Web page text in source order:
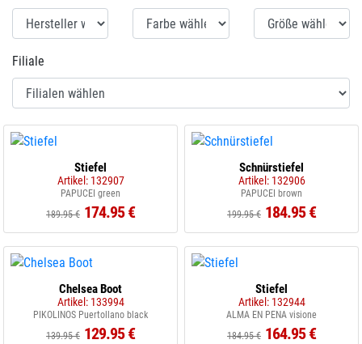
Filiale
Stiefel
Artikel: 132907
PAPUCEI green
189.95 € 174.95 €
Schnürstiefel
Artikel: 132906
PAPUCEI brown
199.95 € 184.95 €
Chelsea Boot
Artikel: 133994
PIKOLINOS Puertollano black
139.95 € 129.95 €
Stiefel
Artikel: 132944
ALMA EN PENA visione
184.95 € 164.95 €